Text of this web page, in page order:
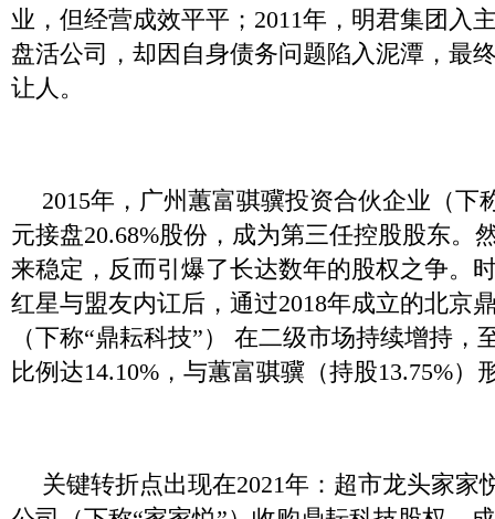
业，但经营成效平平；2011年，明君集团入
盘活公司，却因自身债务问题陷入泥潭，最
让人。
2015年，广州蕙富骐骥投资合伙企业（下
元接盘20.68%股份，成为第三任控股股东。
来稳定，反而引爆了长达数年的股权之争。
红星与盟友内讧后，通过2018年成立的北京
（下称“鼎耘科技”） 在二级市场持续增持，
比例达14.10%，与蕙富骐骥（持股13.75%）
关键转折点出现在2021年：超市龙头家家